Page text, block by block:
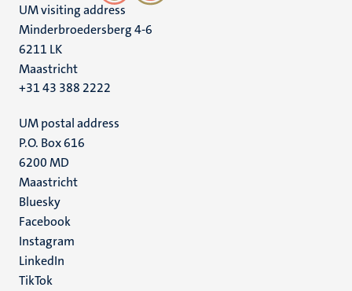
UM visiting address
Minderbroedersberg 4-6
6211 LK
Maastricht
+31 43 388 2222
UM postal address
P.O. Box 616
6200 MD
Maastricht
Social
media
Bluesky
Facebook
Instagram
LinkedIn
TikTok